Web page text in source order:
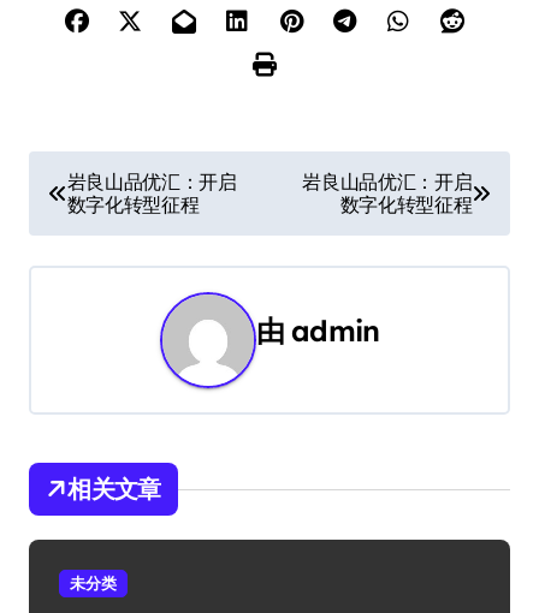
文
章
导
岩良山品优汇：开启
数字化转型征程
岩良山品优汇：开启
数字化转型征程
由admin
相关文章
未分类